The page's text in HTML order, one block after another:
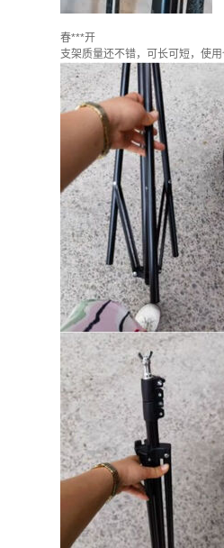
春***开
支架质量还不错，可长可短，使用